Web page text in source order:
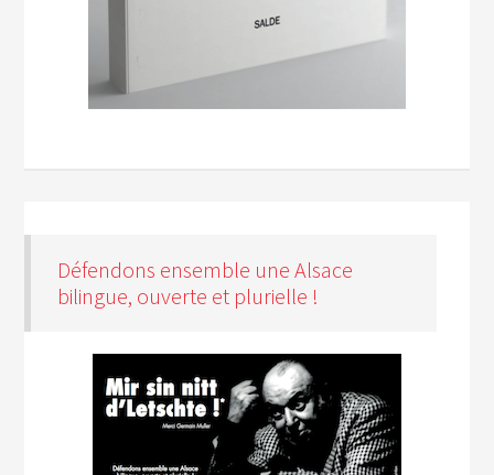
Défendons ensemble une Alsace
bilingue, ouverte et plurielle !